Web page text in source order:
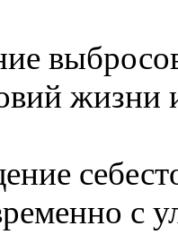
жизни
с